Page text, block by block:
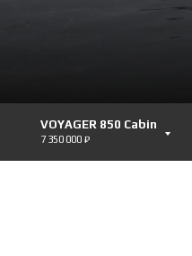
VOYAGER 850 Cabin
7 350 000 ₽